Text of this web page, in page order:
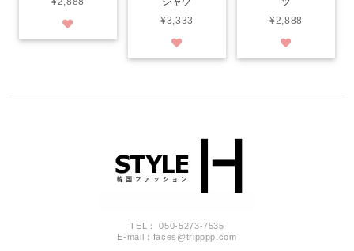
¥3,333
¥2,888
TEL： 050-5273-7535
E-mail： faces@tripppp.com